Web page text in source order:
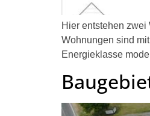
Hier entstehen
Wohnungen sind
Energieklasse